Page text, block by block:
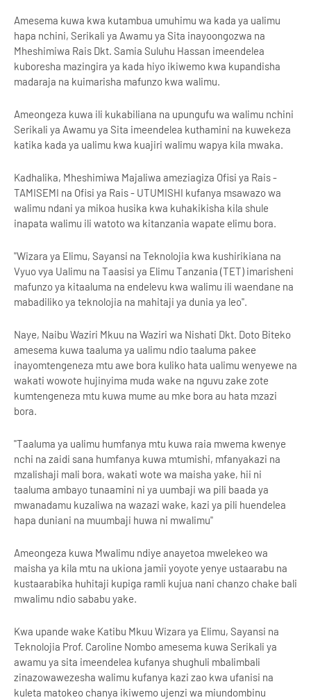
Amesema kuwa kwa kutambua umuhimu wa kada ya ualimu
hapa nchini, Serikali ya Awamu ya Sita inayoongozwa na
Mheshimiwa Rais Dkt. Samia Suluhu Hassan imeendelea
kuboresha mazingira ya kada hiyo ikiwemo kwa kupandisha
madaraja na kuimarisha mafunzo kwa walimu.
Ameongeza kuwa ili kukabiliana na upungufu wa walimu nchini
Serikali ya Awamu ya Sita imeendelea kuthamini na kuwekeza
katika kada ya ualimu kwa kuajiri walimu wapya kila mwaka.
Kadhalika, Mheshimiwa Majaliwa ameziagiza Ofisi ya Rais -
TAMISEMI na Ofisi ya Rais - UTUMISHI kufanya msawazo wa
walimu ndani ya mikoa husika kwa kuhakikisha kila shule
inapata walimu ili watoto wa kitanzania wapate elimu bora.
"Wizara ya Elimu, Sayansi na Teknolojia kwa kushirikiana na
Vyuo vya Ualimu na Taasisi ya Elimu Tanzania (TET) imarisheni
mafunzo ya kitaaluma na endelevu kwa walimu ili waendane na
mabadiliko ya teknolojia na mahitaji ya dunia ya leo".
Naye, Naibu Waziri Mkuu na Waziri wa Nishati Dkt. Doto Biteko
amesema kuwa taaluma ya ualimu ndio taaluma pakee
inayomtengeneza mtu awe bora kuliko hata ualimu wenyewe na
wakati wowote hujinyima muda wake na nguvu zake zote
kumtengeneza mtu kuwa mume au mke bora au hata mzazi
bora.
"Taaluma ya ualimu humfanya mtu kuwa raia mwema kwenye
nchi na zaidi sana humfanya kuwa mtumishi, mfanyakazi na
mzalishaji mali bora, wakati wote wa maisha yake, hii ni
taaluma ambayo tunaamini ni ya uumbaji wa pili baada ya
mwanadamu kuzaliwa na wazazi wake, kazi ya pili huendelea
hapa duniani na muumbaji huwa ni mwalimu"
Ameongeza kuwa Mwalimu ndiye anayetoa mwelekeo wa
maisha ya kila mtu na ukiona jamii yoyote yenye ustaarabu na
kustaarabika huhitaji kupiga ramli kujua nani chanzo chake bali
mwalimu ndio sababu yake.
Kwa upande wake Katibu Mkuu Wizara ya Elimu, Sayansi na
Teknolojia Prof. Caroline Nombo amesema kuwa Serikali ya
awamu ya sita imeendelea kufanya shughuli mbalimbali
zinazowawezesha walimu kufanya kazi zao kwa ufanisi na
kuleta matokeo chanya ikiwemo ujenzi wa miundombinu